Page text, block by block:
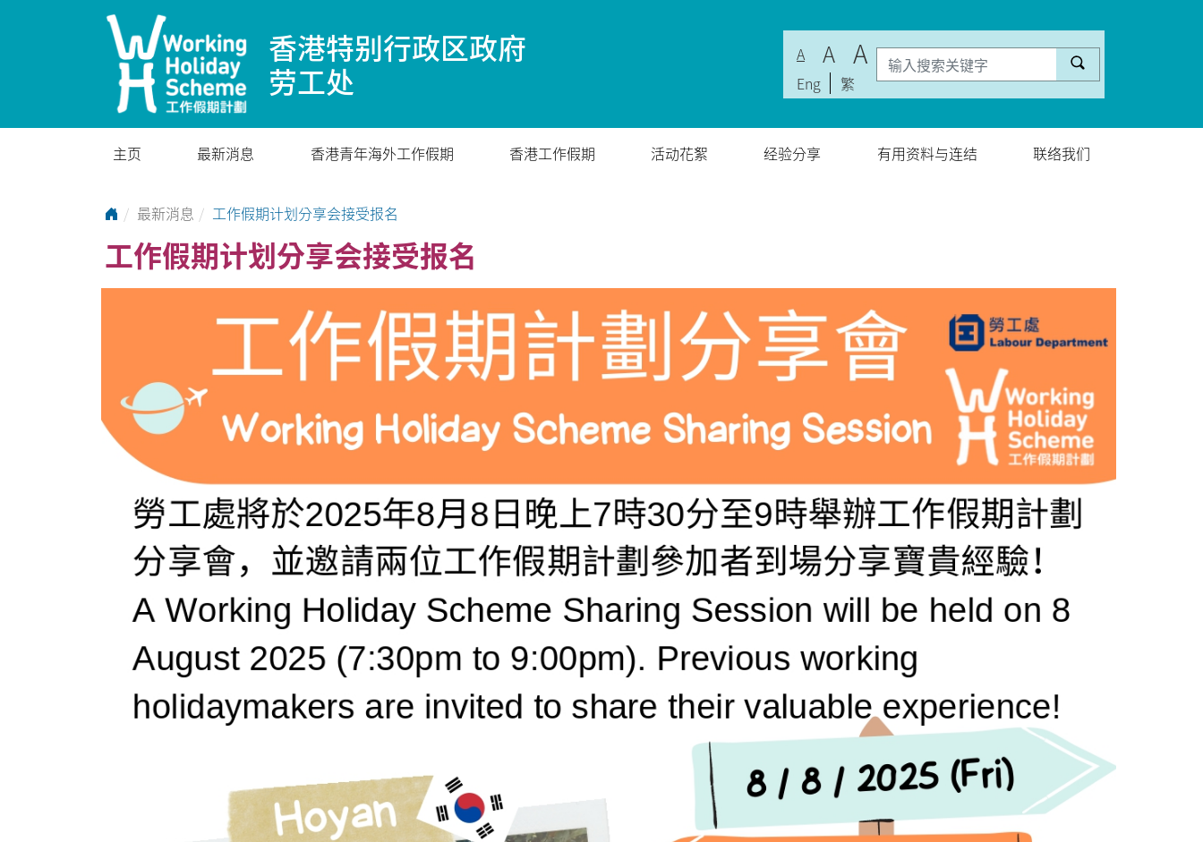
香港特别行政区政府
劳工处
A A A
Eng 繁
主页 最新消息 香港青年海外工作假期 香港工作假期 活动花絮 经验分享 有用资料与连结 联络我们
Go to Home Page
最新消息 工作假期计划分享会接受报名
工作假期计划分享会接受报名